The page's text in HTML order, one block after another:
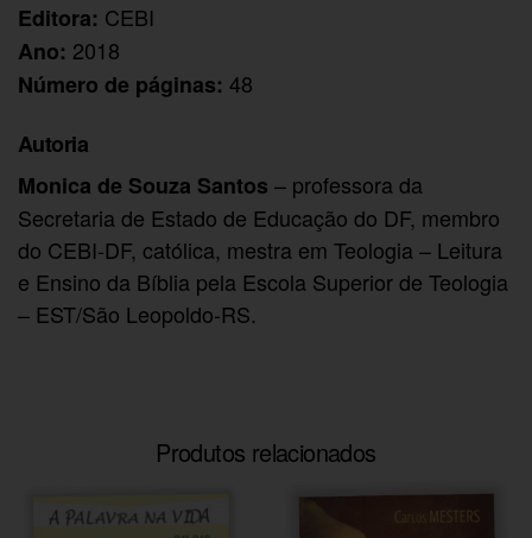
Editora: CEBI
Ano: 2018
Número de páginas: 48
Autoria
Monica de Souza Santos – professora da
Secretaria de Estado de Educação do DF, membro
do CEBI-DF, católica, mestra em Teologia – Leitura
e Ensino da Bíblia pela Escola Superior de Teologia
– EST/São Leopoldo-RS.
Produtos relacionados